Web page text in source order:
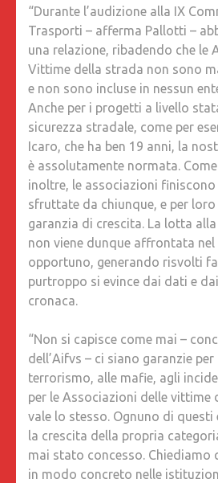
“Durante l’audizione alla IX
Trasporti – afferma Pallotti –
una relazione, ribadendo che le
Vittime della strada non sono
e non sono incluse in nessun
Anche per i progetti a livello
sicurezza stradale, come per
Icaro, che ha ben 19 anni, la
è assolutamente normata.
inoltre, le associazioni finiscono
sfruttate da chiunque, e per loro
garanzia di crescita. La lotta
non viene dunque affrontata
opportuno, generando risvolti
purtroppo si evince dai dati e
cronaca.
“Non si capisce come mai –
dell’Aifvs – ci siano garanzie
terrorismo, alle mafie, agli
per le Associazioni delle vittime
vale lo stesso. Ognuno di
la crescita della propria
mai stato concesso. Chiediamo
in modo concreto nelle